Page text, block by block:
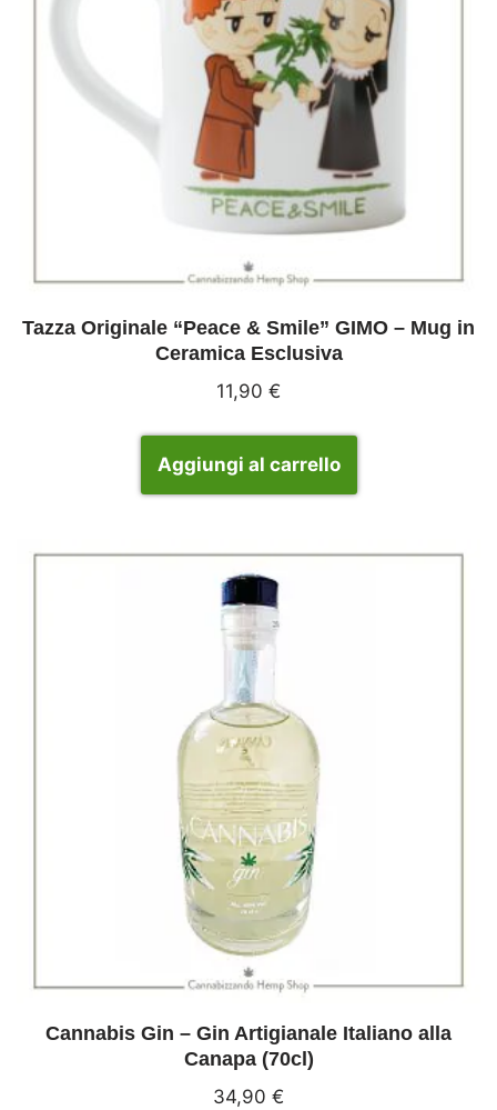
Tazza Originale “Peace & Smile” GIMO – Mug in
Ceramica Esclusiva
11,90 €
Aggiungi al carrello
Cannabis Gin – Gin Artigianale Italiano alla
Canapa (70cl)
34,90 €